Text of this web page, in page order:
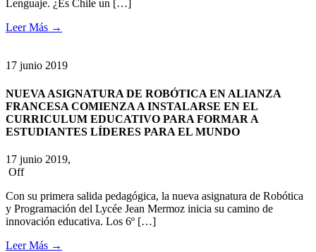
Lenguaje. ¿Es Chile un […]
Leer Más →
17 junio 2019
NUEVA ASIGNATURA DE ROBÓTICA EN ALIANZA
FRANCESA COMIENZA A INSTALARSE EN EL
CURRICULUM EDUCATIVO PARA FORMAR A
ESTUDIANTES LÍDERES PARA EL MUNDO
17 junio 2019,
Off
Con su primera salida pedagógica, la nueva asignatura de Robótica
y Programación del Lycée Jean Mermoz inicia su camino de
innovación educativa. Los 6º […]
Leer Más →